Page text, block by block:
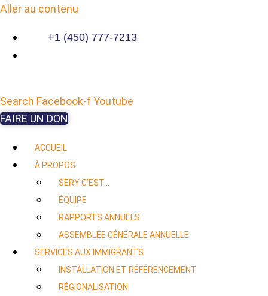
Aller au contenu
+1 (450) 777-7213
Search Facebook-fYoutube
FAIRE UN DON
ACCUEIL
À PROPOS
SERY C’EST…
ÉQUIPE
RAPPORTS ANNUELS
ASSEMBLÉE GÉNÉRALE ANNUELLE
SERVICES AUX IMMIGRANTS
INSTALLATION ET RÉFÉRENCEMENT
RÉGIONALISATION